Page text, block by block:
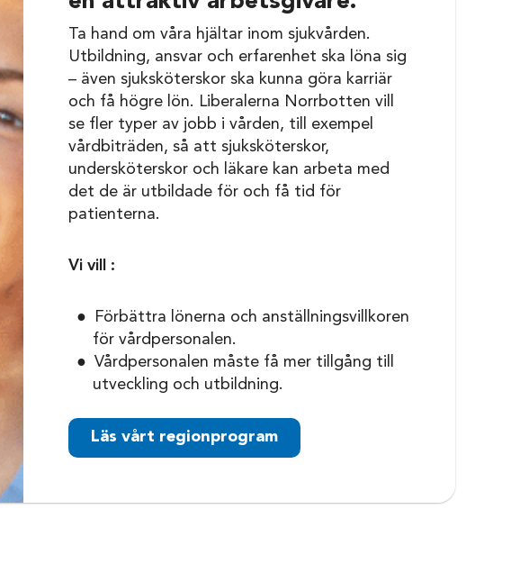
Ta hand om våra hjältar inom sjukvården.
Utbildning, ansvar och erfarenhet ska löna sig
– även sjuksköterskor ska kunna göra karriär
och få högre lön. Liberalerna Norrbotten vill
se fler typer av jobb i vården, till exempel
vårdbiträden, så att sjuksköterskor,
undersköterskor och läkare kan arbeta med
det de är utbildade för och få tid för
patienterna.
Vi vill :
Förbättra lönerna och anställningsvillkoren
för vårdpersonalen.
Vårdpersonalen måste få mer tillgång till
utveckling och utbildning.
Läs vårt regionprogram